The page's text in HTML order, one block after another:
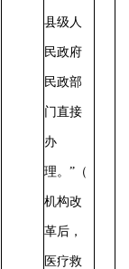
县级人
民政府
民政部
门直接
办
理。”（
机构改
革后，
医疗救